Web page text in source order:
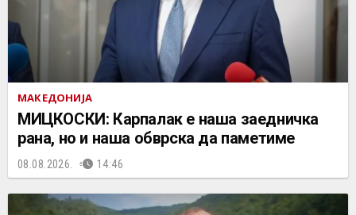
МАКЕДОНИЈА
МИЦКОСКИ: Карпалак е наша заедничка
рана, но и наша обврска да паметиме
08.08.2026. 14:46